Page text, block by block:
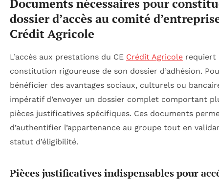
Documents nécessaires pour
dossier d’accès au comité
Crédit Agricole
L’accès aux prestations du CE Crédit Agricole requiert
constitution rigoureuse de son dossier d’adhésion.
bénéficier des avantages sociaux, culturels ou
impératif d’envoyer un dossier complet comportant
pièces justificatives spécifiques. Ces documents
d’authentifier l’appartenance au groupe tout en
statut d’éligibilité.
Pièces justificatives indispensables pour